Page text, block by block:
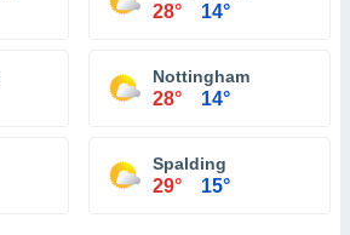
28° 14°
Nottingham
28° 14°
Spalding
29° 15°